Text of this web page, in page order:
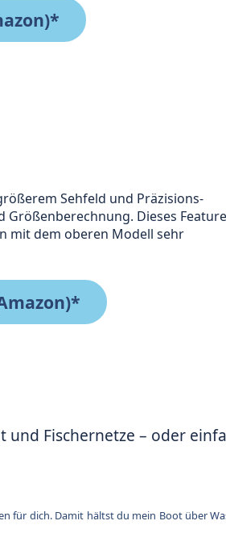
Sehfeld und Präzisions-
Dieses Feature
mit dem oberen Modell sehr
Fischernetze – oder
für dich. Damit hältst du mein Boot über